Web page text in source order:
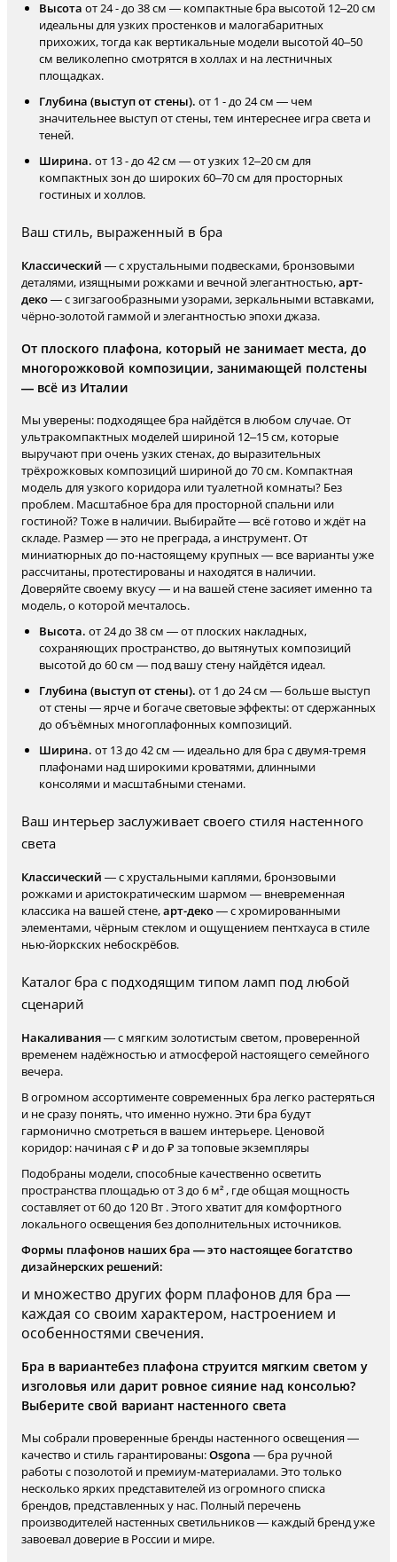
Высота от 24 - до 38 см — компактные бра высотой 12–20 см
идеальны для узких простенков и малогабаритных
прихожих, тогда как вертикальные модели высотой 40–50
см великолепно смотрятся в холлах и на лестничных
площадках.
Глубина (выступ от стены). от 1 - до 24 см — чем
значительнее выступ от стены, тем интереснее игра света и
теней.
Ширина. от 13 - до 42 см — от узких 12–20 см для
компактных зон до широких 60–70 см для просторных
гостиных и холлов.
Ваш стиль, выраженный в бра
Классический — с хрустальными подвесками, бронзовыми
деталями, изящными рожками и вечной элегантностью,арт-
деко— с зигзагообразными узорами, зеркальными вставками,
чёрно-золотой гаммой и элегантностью эпохи джаза.
От плоского плафона, который не занимает места, до
многорожковой композиции, занимающей полстены
— всё из Италии
Мы уверены: подходящее бра найдётся в любом случае. От
ультракомпактных моделей шириной 12–15 см, которые
выручают при очень узких стенах, до выразительных
трёхрожковых композиций шириной до 70 см. Компактная
модель для узкого коридора или туалетной комнаты? Без
проблем. Масштабное бра для просторной спальни или
гостиной? Тоже в наличии. Выбирайте — всё готово и ждёт на
складе. Размер — это не преграда, а инструмент. От
миниатюрных до по-настоящему крупных — все варианты уже
рассчитаны, протестированы и находятся в наличии.
Доверяйте своему вкусу — и на вашей стене засияет именно та
модель, о которой мечталось.
Высота. от 24 до 38 см — от плоских накладных,
сохраняющих пространство, до вытянутых композиций
высотой до 60 см — под вашу стену найдётся идеал.
Глубина (выступ от стены). от 1 до 24 см — больше выступ
от стены — ярче и богаче световые эффекты: от сдержанных
до объёмных многоплафонных композиций.
Ширина. от 13 до 42 см — идеально для бра с двумя-тремя
плафонами над широкими кроватями, длинными
консолями и масштабными стенами.
Ваш интерьер заслуживает своего стиля настенного
света
Классический — с хрустальными каплями, бронзовыми
рожками и аристократическим шармом — вневременная
классика на вашей стене,арт-деко— с хромированными
элементами, чёрным стеклом и ощущением пентхауса в стиле
нью-йоркских небоскрёбов.
Каталог бра с подходящим типом ламп под любой
сценарий
Накаливания— с мягким золотистым светом, проверенной
временем надёжностью и атмосферой настоящего семейного
вечера.
В огромном ассортименте современных бра легко растеряться
и не сразу понять, что именно нужно. Эти бра будут
гармонично смотреться в вашем интерьере. Ценовой
коридор: начиная с ₽ и до ₽ за топовые экземпляры
Подобраны модели, способные качественно осветить
пространства площадью от 3 до 6 м² , где общая мощность
составляет от 60 до 120 Вт . Этого хватит для комфортного
локального освещения без дополнительных источников.
Формы плафонов наших бра — это настоящее богатство
дизайнерских решений:
и множество других форм плафонов для бра —
каждая со своим характером, настроением и
особенностями свечения.
Бра в вариантебез плафона струится мягким светом у
изголовья или дарит ровное сияние над консолью?
Выберите свой вариант настенного света
Мы собрали проверенные бренды настенного освещения —
качество и стиль гарантированы:Osgona — бра ручной
работы с позолотой и премиум-материалами. Это только
несколько ярких представителей из огромного списка
брендов, представленных у нас. Полный перечень
производителей настенных светильников — каждый бренд уже
завоевал доверие в России и мире.